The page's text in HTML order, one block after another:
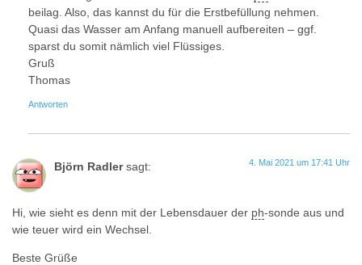
beilag. Also, das kannst du für die Erstbefüllung nehmen.
Quasi das Wasser am Anfang manuell aufbereiten – ggf.
sparst du somit nämlich viel Flüssiges.
Gruß
Thomas
Antworten
Björn Radler sagt: 4. Mai 2021 um 17:41 Uhr
Hi, wie sieht es denn mit der Lebensdauer der ph-sonde aus und
wie teuer wird ein Wechsel.
Beste Grüße